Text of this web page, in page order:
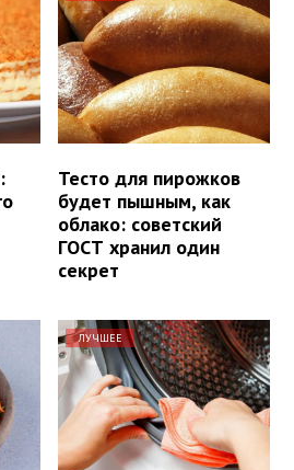
Тесто для пирожков
будет пышным, как
облако: советский
ГОСТ хранил один
секрет
ЛУЧШЕЕ